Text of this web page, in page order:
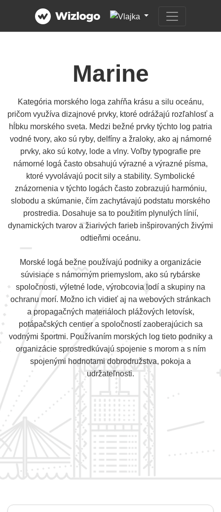
Marine
Kategória morského loga zahŕňa krásu a silu oceánu,
pričom využíva dizajnové prvky, ktoré odrážajú rozľahlosť a
hĺbku morského sveta. Medzi bežné prvky týchto log patria
vodné tvory, ako sú ryby, delfíny a žraloky, ako aj námorné
prvky, ako sú kotvy, lode a vlny. Voľby typografie pre
námorné logá často obsahujú výrazné a výrazné písma,
ktoré vyvolávajú pocit sily a stability. Symbolické
znázornenia v týchto logách často zobrazujú harmóniu,
slobodu a skúmanie, čím zachytávajú podstatu morského
prostredia. Dosahuje sa to použitím plynulých línií,
dynamických tvarov a žiarivých farieb inšpirovaných živými
odtieňmi oceánu.
Morské logá bežne používajú podniky a organizácie
súvisiace s námorným priemyslom, ako sú rybárske
spoločnosti, výletné lode, výrobcovia lodí a skupiny na
ochranu morí. Možno ich vidieť aj na webových stránkach
a propagačných materiáloch plážových letovísk,
potápačských centier a spoločností zaoberajúcich sa
vodnými športmi. Používaním morských log tieto podniky a
organizácie sprostredkúvajú spojenie s morom a s ním
spojenými hodnotami dobrodružstva, pokoja a
udržateľnosti.